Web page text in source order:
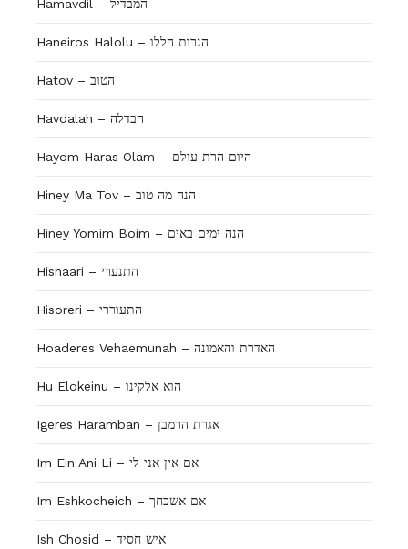
Hamavdil – המבדיל
Haneiros Halolu – הנרות הללו
Hatov – הטוב
Havdalah – הבדלה
Hayom Haras Olam – היום הרת עולם
Hiney Ma Tov – הנה מה טוב
Hiney Yomim Boim – הנה ימים באים
Hisnaari – התנערי
Hisoreri – התעוררי
Hoaderes Vehaemunah – האדרת והאמונה
Hu Elokeinu – הוא אלקינו
Igeres Haramban – אגרת הרמבן
Im Ein Ani Li – אם אין אני לי
Im Eshkocheich – אם אשכחך
Ish Chosid – איש חסיד